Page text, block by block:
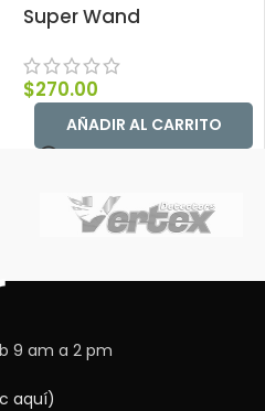
Super Wand
$270.00
AÑADIR AL CARRITO
9 am a 2 pm
aquí)